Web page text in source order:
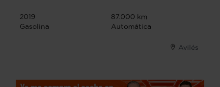
2019
87.000 km
Gasolina
Automática
Avilés